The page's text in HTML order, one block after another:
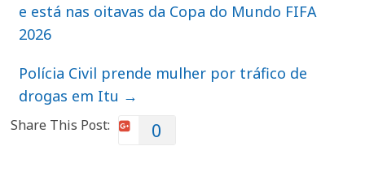
e está nas oitavas da Copa do Mundo FIFA
2026
Polícia Civil prende mulher por tráfico de
drogas em Itu →
Share This Post: 0